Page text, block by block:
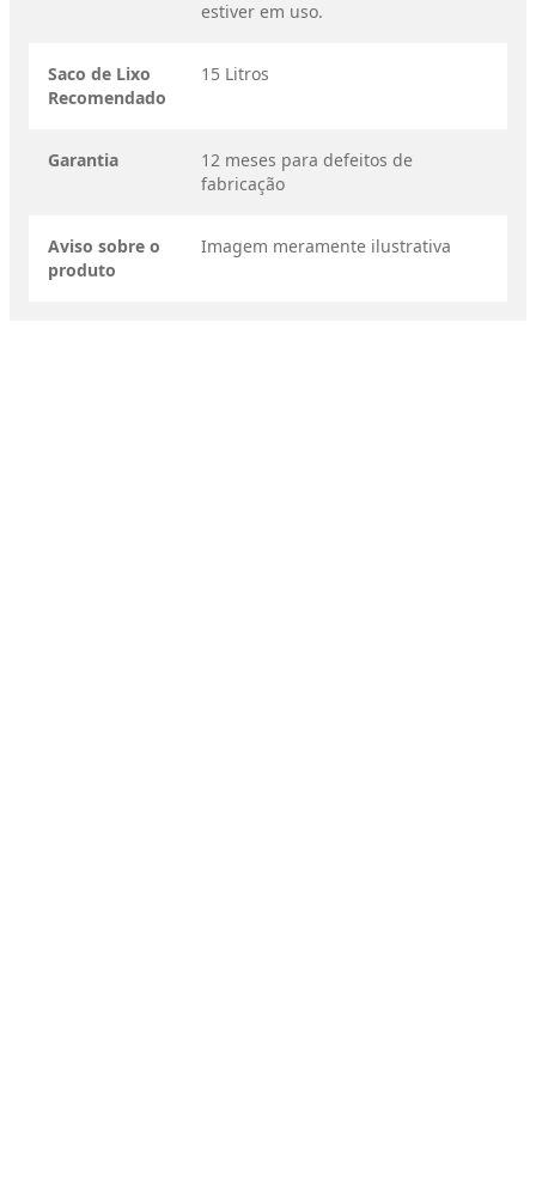
estiver em uso.
Saco de Lixo
Recomendado
15 Litros
Garantia
12 meses para defeitos de
fabricação
Aviso sobre o
produto
Imagem meramente ilustrativa